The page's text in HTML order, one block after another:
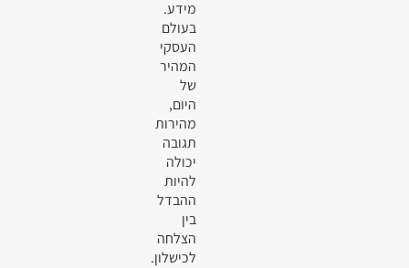
מידע.
בעולם
העסקי
המהיר
של
היום,
מהירות
תגובה
יכולה
להיות
ההבדל
בין
הצלחה
לכישלון.